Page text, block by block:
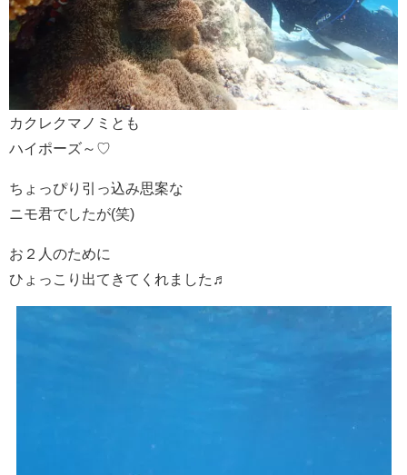
カクレクマノミとも
ハイポーズ～♡
ちょっぴり引っ込み思案な
ニモ君でしたが(笑)
お２人のために
ひょっこり出てきてくれました♬